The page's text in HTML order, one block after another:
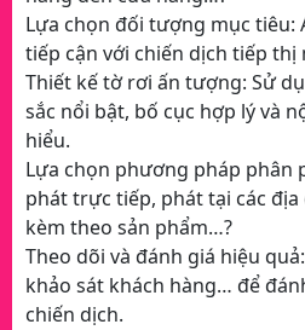
Lựa chọn đối tượng mục tiêu:
tiếp cận với chiến dịch tiếp thị
Thiết kế tờ rơi ấn tượng: Sử
sắc nổi bật, bố cục hợp lý và
hiểu.
Lựa chọn phương pháp phân
phát trực tiếp, phát tại các
kèm theo sản phẩm…?
Theo dõi và đánh giá hiệu
khảo sát khách hàng… để
chiến dịch.